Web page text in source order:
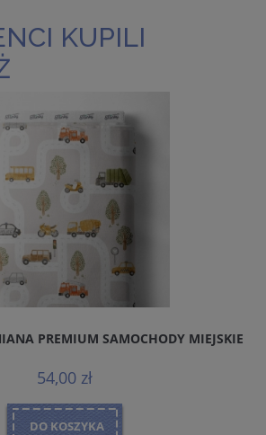
KUPILI
PREMIUM SAMOCHODY MIEJSKIE
54,00 zł
DO KOSZYKA